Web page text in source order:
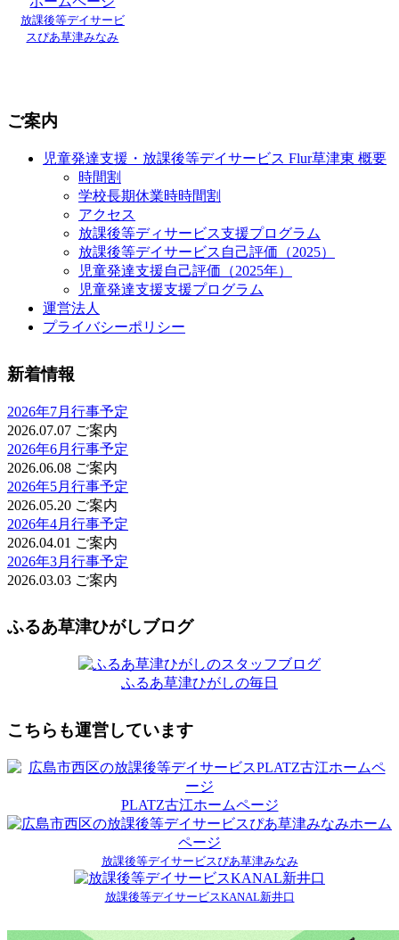
放課後等デイサービ
スぴあ草津みなみ
ご案内
児童発達支援・放課後等デイサービス Flur草津東 概要
時間割
学校長期休業時時間割
アクセス
放課後等ディサービス支援プログラム
放課後等デイサービス自己評価（2025）
児童発達支援自己評価（2025年）
児童発達支援支援プログラム
運営法人
プライバシーポリシー
新着情報
2026年7月行事予定
2026.07.07 ご案内
2026年6月行事予定
2026.06.08 ご案内
2026年5月行事予定
2026.05.20 ご案内
2026年4月行事予定
2026.04.01 ご案内
2026年3月行事予定
2026.03.03 ご案内
ふるあ草津ひがしブログ
ふるあ草津ひがしの毎日
こちらも運営しています
PLATZ古江ホームページ
放課後等デイサービスぴあ草津みなみ
放課後等デイサービスKANAL新井口